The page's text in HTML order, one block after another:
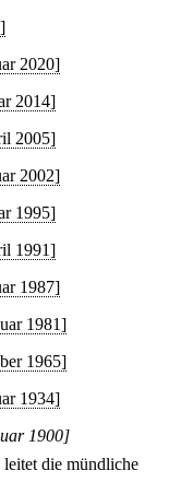
2020]
2014]
2005]
2002]
1995]
1991]
1987]
1981]
1965]
1934]
1900]
die mündliche